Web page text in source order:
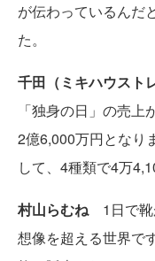
が伝わっているんだ
た。
千田（ミキハウスト
「独身の日」の売
2億6,000万円となり
して、4種類で4万
村山らむね1日で靴
想像を超える世界で